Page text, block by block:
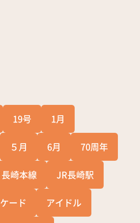
19号 1月
５月 6月 70周年
長崎本線 JR長崎駅
ード アイドル